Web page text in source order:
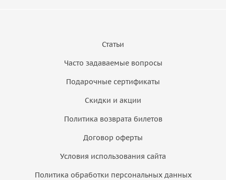
Статьи
Часто задаваемые вопросы
Подарочные сертификаты
Скидки и акции
Политика возврата билетов
Договор оферты
Условия использования сайта
Политика обработки персональных данных